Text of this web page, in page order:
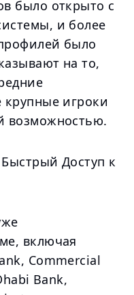
было открыто с
и более
было
на то,
крупные игроки
возможностью.
Доступ к
включая
Commercial
Bank,